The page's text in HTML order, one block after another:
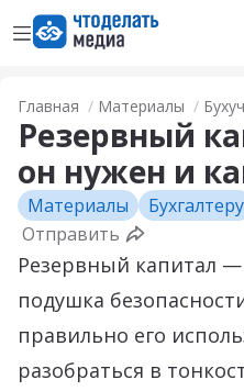
Открыть менюПерейти на
Главная Материалы
Резервный
он нужен и
Материалы Бухгалтеру
Отправить
Резервный капитал
подушка
правильно его
разобраться в